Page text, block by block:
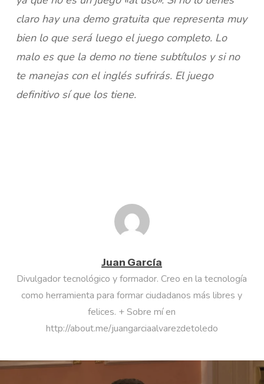
claro hay una demo gratuita que representa muy
bien lo que será luego el juego completo. Lo
malo es que la demo no tiene subtítulos y si no
te manejas con el inglés sufrirás. El juego
definitivo sí que los tiene.
Juan García
Divulgador tecnológico y formador. Creo en la tecnología
como herramienta para formar ciudadanos más libres y
felices. + Sobre mí en
http://about.me/juangarciaalvarezdetoledo